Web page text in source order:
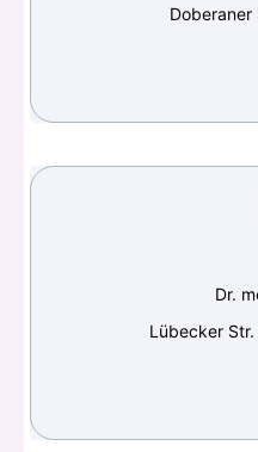
Doberaner
Dr.
Lübecker